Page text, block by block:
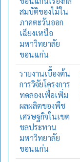
สมบัติของไม้ใน
ภาคตะวันออก
เฉียงเหนือ
มหาวิทยาลัย
ขอนแก่น
รายงานเบื้องต้น
การวิจัยโครงการ
ทดลองเพื่อเพิ่ม
ผลผลิตของพืช
เศรษฐกิจในเขต
ชลประทาน
มหาวิทยาลัย
ขอนแก่น